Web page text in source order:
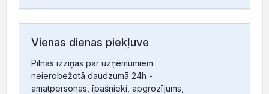
Vienas dienas piekļuve
Pilnas izziņas par uzņēmumiem
neierobežotā daudzumā 24h -
amatpersonas, īpašnieki, apgrozījums,